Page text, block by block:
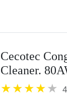
Cecotec
Cleaner.
in Eco